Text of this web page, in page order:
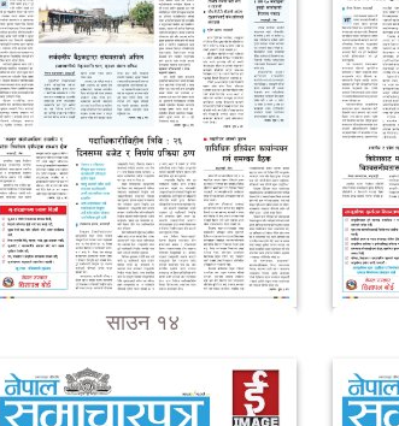
साउन १४